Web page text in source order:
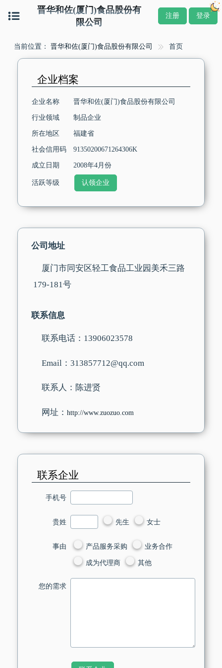
晋华和佐(厦门)食品股份有
限公司
注册 登录
当前位置： 晋华和佐(厦门)食品股份有限公司 首页
企业档案
企业名称 晋华和佐(厦门)食品股份有限公司
行业领域 制品企业
所在地区 福建省
社会信用码 91350200671264306K
成立日期 2008年4月份
活跃等级 认领企业
公司地址
厦门市同安区轻工食品工业园美禾三路
179-181号
联系信息
联系电话：13906023578
Email：313857712@qq.com
联系人：陈进贤
网址： http://www.zuozuo.com
联系企业
手机号
贵姓 先生 女士
事由 产品服务采购 业务合作
成为代理商 其他
您的需求